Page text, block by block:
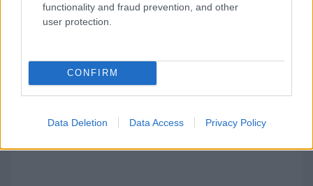
functionality and fraud prevention, and other
user protection.
CONFIRM
Data Deletion Data Access Privacy Policy
08.08.2026, 16:08